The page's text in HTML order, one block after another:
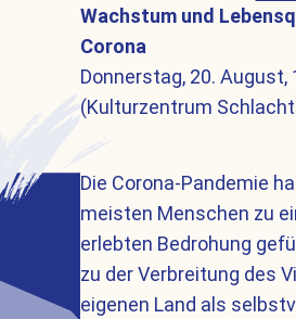
Wachstum und
Corona
Donnerstag, 20. August,
(Kulturzentrum
Die Corona-Pandemie
meisten Menschen zu
erlebten Bedrohung
zu der Verbreitung des
eigenen Land als